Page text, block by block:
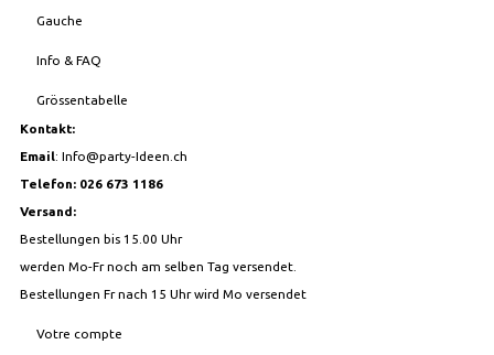
Gauche
Info & FAQ
Grössentabelle
Kontakt:
Email: Info@party-Ideen.ch
Telefon: 026 673 1186
Versand:
Bestellungen bis 15.00 Uhr
werden Mo-Fr noch am selben Tag versendet.
Bestellungen Fr nach 15 Uhr wird Mo versendet
Votre compte